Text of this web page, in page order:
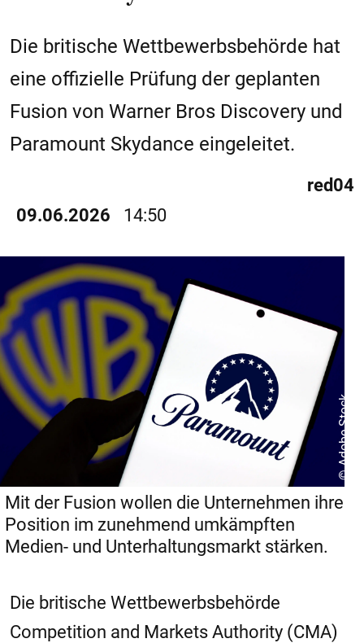
Die britische Wettbewerbsbehörde hat
eine offizielle Prüfung der geplanten
Fusion von Warner Bros Discovery und
Paramount Skydance eingeleitet.
09.06.2026 14:50
red04
© Adobe Stock
Mit der Fusion wollen die Unternehmen ihre
Position im zunehmend umkämpften
Medien- und Unterhaltungsmarkt stärken.
Die britische Wettbewerbsbehörde
Competition and Markets Authority (CMA)